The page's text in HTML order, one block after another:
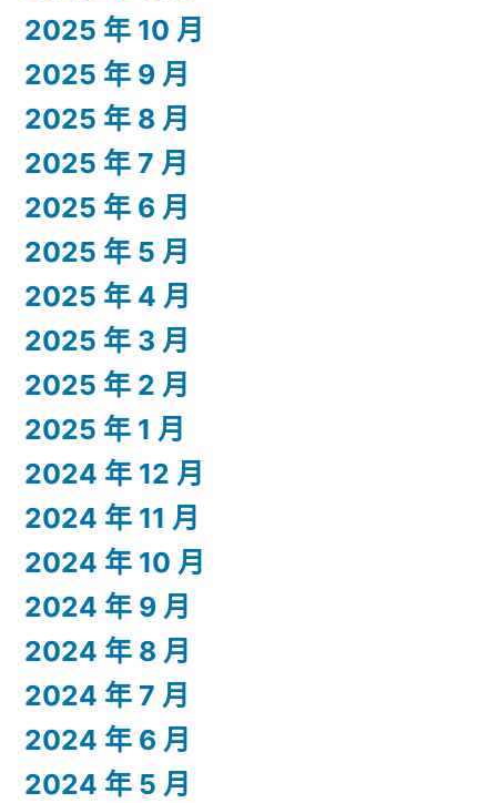
2025 年 10 月
2025 年 9 月
2025 年 8 月
2025 年 7 月
2025 年 6 月
2025 年 5 月
2025 年 4 月
2025 年 3 月
2025 年 2 月
2025 年 1 月
2024 年 12 月
2024 年 11 月
2024 年 10 月
2024 年 9 月
2024 年 8 月
2024 年 7 月
2024 年 6 月
2024 年 5 月